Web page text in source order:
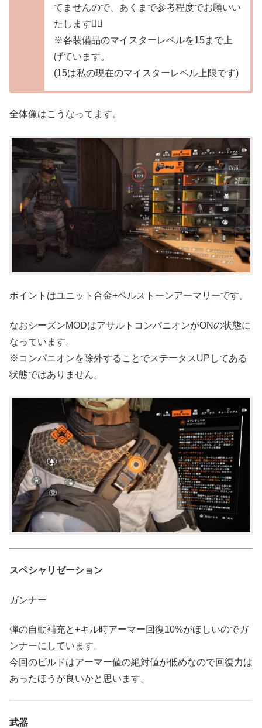
てませんので、あくまで参考程度でお願いい
たします🙇‍♀️
※各装備品のマイスターレベルを15まで上
げています。
(15は私の現在のマイスターレベル上限です)
全体像はこうなってます。
ポイントはユニット合金+ベルストーンアーマリーです。
なおシーズンMODはアサルトコンパニオンがONの状態に
なっています。
※コンパニオンを除外することでステータスUPしてある
状態ではありません。
スペシャリゼーション
ガンナー
弾の自動補充と+キル時アーマー回復10%がほしいのでガ
ンナーにしています。
今回のビルドはアーマー値の絶対値が低めなので回復力は
あったほうが良いかと思います。
武器